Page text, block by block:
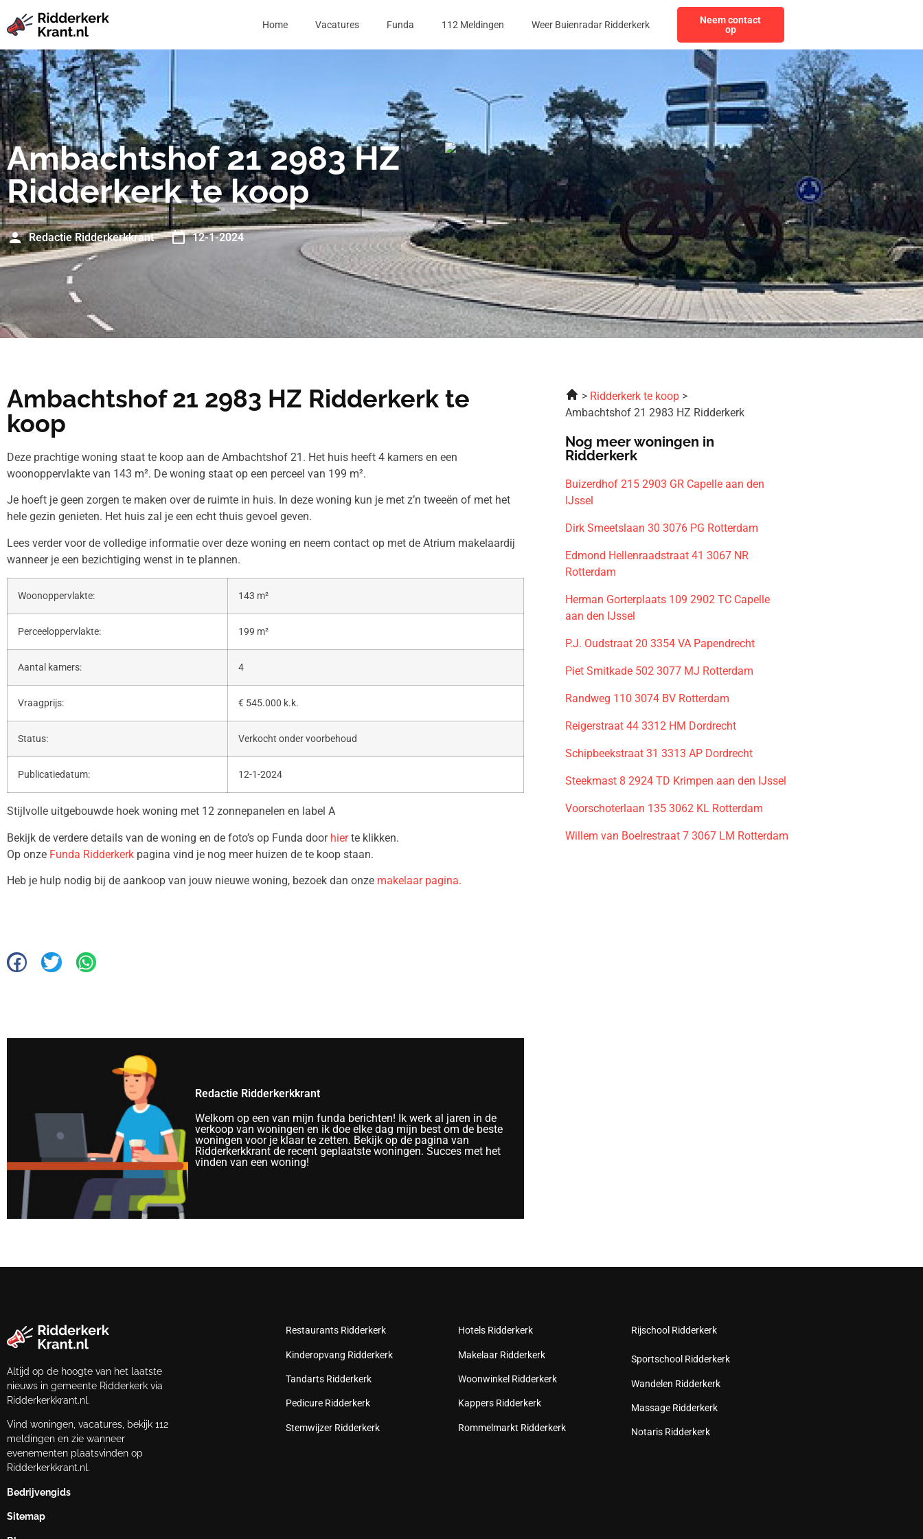
Home Vacatures Funda 112 Meldingen Weer Buienradar Ridderkerk
Neem contact
op
Ambachtshof 21 2983 HZ
Ridderkerk te koop
Redactie Ridderkerkkrant 12-1-2024
Ambachtshof 21 2983 HZ Ridderkerk te
koop
Deze prachtige woning staat te koop aan de Ambachtshof 21. Het huis heeft 4 kamers en een
woonoppervlakte van 143 m². De woning staat op een perceel van 199 m².
Je hoeft je geen zorgen te maken over de ruimte in huis. In deze woning kun je met z’n tweeën of met het
hele gezin genieten. Het huis zal je een echt thuis gevoel geven.
Lees verder voor de volledige informatie over deze woning en neem contact op met de Atrium makelaardij
wanneer je een bezichtiging wenst in te plannen.
Woonoppervlakte: 143 m²
Perceeloppervlakte: 199 m²
Aantal kamers: 4
Vraagprijs: € 545.000 k.k.
Status: Verkocht onder voorbehoud
Publicatiedatum: 12-1-2024
Stijlvolle uitgebouwde hoek woning met 12 zonnepanelen en label A
Bekijk de verdere details van de woning en de foto’s op Funda door hierte klikken.
Op onze Funda Ridderkerk pagina vind je nog meer huizen de te koop staan.
Heb je hulp nodig bij de aankoop van jouw nieuwe woning, bezoek dan onze makelaar pagina.
Redactie Ridderkerkkrant
Welkom op een van mijn funda berichten! Ik werk al jaren in de
verkoop van woningen en ik doe elke dag mijn best om de beste
woningen voor je klaar te zetten. Bekijk op de pagina van
Ridderkerkkrant de recent geplaatste woningen. Succes met het
vinden van een woning!
Ridderkerk te koop
Ambachtshof 21 2983 HZ Ridderkerk
Nog meer woningen in
Ridderkerk
Buizerdhof 215 2903 GR Capelle aan den
IJssel
Dirk Smeetslaan 30 3076 PG Rotterdam
Edmond Hellenraadstraat 41 3067 NR
Rotterdam
Herman Gorterplaats 109 2902 TC Capelle
aan den IJssel
P.J. Oudstraat 20 3354 VA Papendrecht
Piet Smitkade 502 3077 MJ Rotterdam
Randweg 110 3074 BV Rotterdam
Reigerstraat 44 3312 HM Dordrecht
Schipbeekstraat 31 3313 AP Dordrecht
Steekmast 8 2924 TD Krimpen aan den IJssel
Voorschoterlaan 135 3062 KL Rotterdam
Willem van Boelrestraat 7 3067 LM Rotterdam
Altijd op de hoogte van het laatste
nieuws in gemeente Ridderkerk via
Ridderkerkkrant.nl.
Vind woningen, vacatures, bekijk 112
meldingen en zie wanneer
evenementen plaatsvinden op
Ridderkerkkrant.nl.
Bedrijvengids
Sitemap
Restaurants Ridderkerk
Kinderopvang Ridderkerk
Tandarts Ridderkerk
Pedicure Ridderkerk
Stemwijzer Ridderkerk
Hotels Ridderkerk
Makelaar Ridderkerk
Woonwinkel Ridderkerk
Kappers Ridderkerk
Rommelmarkt Ridderkerk
Rijschool Ridderkerk
Sportschool Ridderkerk
Wandelen Ridderkerk
Massage Ridderkerk
Notaris Ridderkerk